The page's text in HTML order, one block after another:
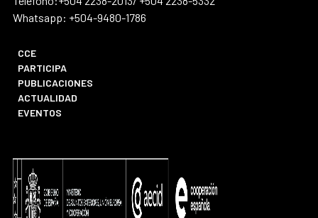
Whatsapp: +504-9480-1786
CCE
PARTICIPA
PUBLICACIONES
ACTUALIDAD
EVENTOS